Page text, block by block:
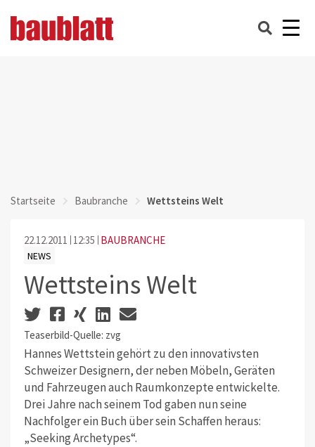
Startseite Baubranche Wettsteins Welt
22.12.2011 12:35 BAUBRANCHE
NEWS
Wettsteins Welt
Teaserbild-Quelle: zvg
Hannes Wettstein gehört zu den innovativsten
Schweizer Designern, der neben Möbeln, Geräten
und Fahrzeugen auch Raumkonzepte entwickelte.
Drei Jahre nach seinem Tod gaben nun seine
Nachfolger ein Buch über sein Schaffen heraus:
„Seeking Archetypes“.